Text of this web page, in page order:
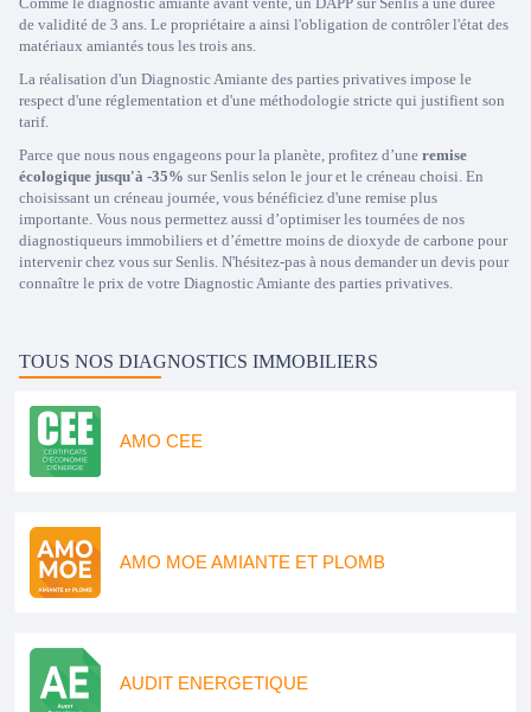
de validité de 3 ans. Le propriétaire a ainsi l'obligation de contrôler l'état des
matériaux amiantés tous les trois ans.
La réalisation d'un Diagnostic Amiante des parties privatives impose le
respect d'une réglementation et d'une méthodologie stricte qui justifient son
tarif.
Parce que nous nous engageons pour la planète, profitez d’une remise
écologique jusqu'à -35% sur Senlis selon le jour et le créneau choisi. En
choisissant un créneau journée, vous bénéficiez d'une remise plus
importante. Vous nous permettez aussi d’optimiser les tournées de nos
diagnostiqueurs immobiliers et d’émettre moins de dioxyde de carbone pour
intervenir chez vous sur Senlis. N'hésitez-pas à nous demander un devis pour
connaître le prix de votre Diagnostic Amiante des parties privatives.
TOUS NOS DIAGNOSTICS IMMOBILIERS
AMO CEE
AMO MOE AMIANTE ET PLOMB
AUDIT ENERGETIQUE